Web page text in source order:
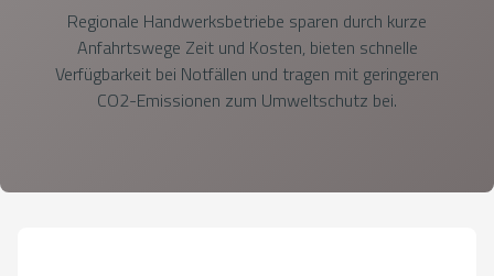
Regionale Handwerksbetriebe sparen durch kurze
Anfahrtswege Zeit und Kosten, bieten schnelle
Verfügbarkeit bei Notfällen und tragen mit geringeren
CO2-Emissionen zum Umweltschutz bei.